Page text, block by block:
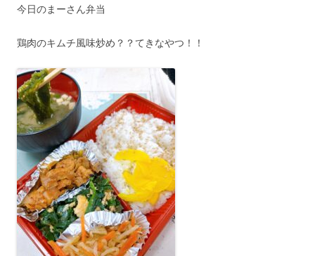
今日のまーさん弁当
鶏肉のキムチ風味炒め？？てきなやつ！！